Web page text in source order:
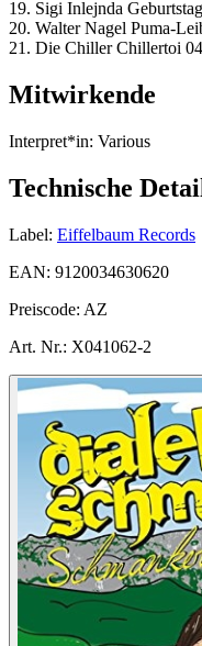
19. Sigi Inlejnda
20. Walter Nagel Puma-
21. Die Chiller Chillertoi
Mitwirkende
Interpret*in: Various
Technische
Label: Eiffelbaum Records
EAN: 9120034630620
Preiscode: AZ
Art. Nr.: X041062-2